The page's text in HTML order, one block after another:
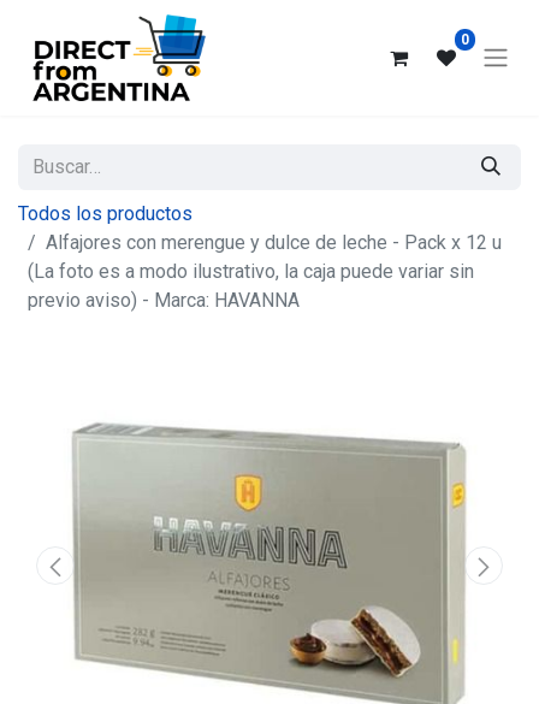
0
Todos los productos
Alfajores con merengue y dulce de leche - Pack x 12 u
(La foto es a modo ilustrativo, la caja puede variar sin
previo aviso) - Marca: HAVANNA